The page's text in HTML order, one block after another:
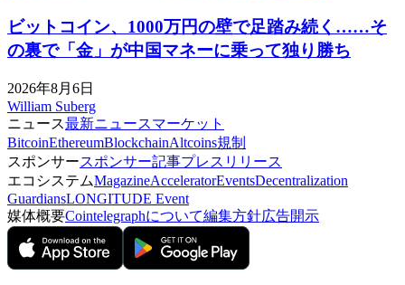
ビットコイン、1000万円の壁で足踏み続く……そ
の裏で「金」が中国マネーに乗って独り勝ち
2026年8月6日
William Suberg
ニュース最新ニュースマーケット
BitcoinEthereumBlockchainAltcoins規制
スポンサースポンサー記事プレスリリース
エコシステムMagazineAcceleratorEventsDecentralization
GuardiansLONGITUDE Event
媒体概要Cointelegraphについて編集方針広告開示